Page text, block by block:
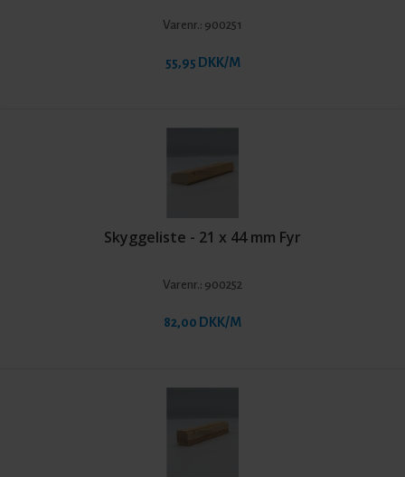
Varenr.: 900251
55,95 DKK/M
Skyggeliste - 21 x 44 mm Fyr
Varenr.: 900252
82,00 DKK/M